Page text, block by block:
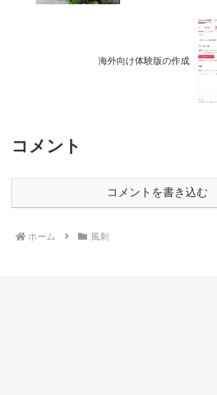
海外向け体験版の作成
コメント
コメントを書き込む
ホーム 風刺